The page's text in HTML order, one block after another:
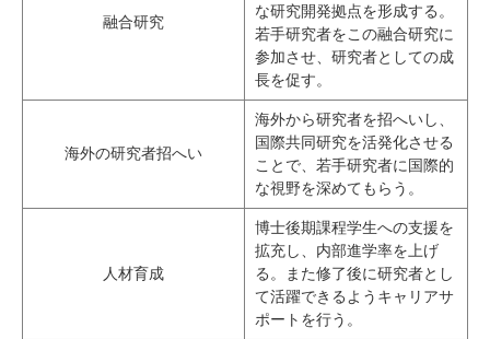
融合研究
な研究開発拠点を形成する。
若手研究者をこの融合研究に
参加させ、研究者としての成
長を促す。
海外の研究者招へい
海外から研究者を招へいし、
国際共同研究を活発化させる
ことで、若手研究者に国際的
な視野を深めてもらう。
人材育成
博士後期課程学生への支援を
拡充し、内部進学率を上げ
る。また修了後に研究者とし
て活躍できるようキャリアサ
ポートを行う。